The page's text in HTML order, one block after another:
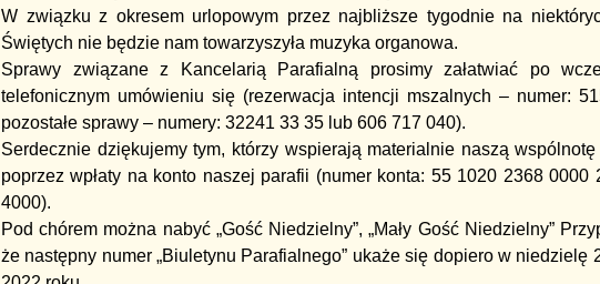
W związku z okresem urlopowym przez najbliższe tygodnie na
Świętych nie będzie nam towarzyszyła muzyka organowa.
Sprawy związane z Kancelarią Parafialną prosimy załatwiać po
telefonicznym umówieniu się (rezerwacja intencji mszalnych – numer:
pozostałe sprawy – numery: 32241 33 35 lub 606 717 040).
Serdecznie dziękujemy tym, którzy wspierają materialnie naszą
poprzez wpłaty na konto naszej parafii (numer konta: 55 1020 2368 0000
4000).
Pod chórem można nabyć „Gość Niedzielny”, „Mały Gość Niedzielny”
że następny numer „Biuletynu Parafialnego” ukaże się dopiero w niedzielę